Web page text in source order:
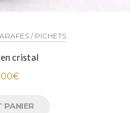
/ PICHETS
cristal
€
PANIER